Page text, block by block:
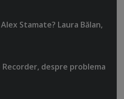
Stamate? Laura Bălan,
Recorder, despre problema